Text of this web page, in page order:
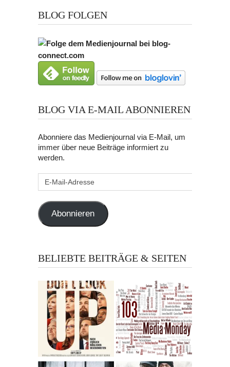
BLOG FOLGEN
BLOG VIA E-MAIL ABONNIEREN
Abonniere das Medienjournal via E-Mail, um
immer über neue Beiträge informiert zu
werden.
Abonnieren
BELIEBTE BEITRÄGE & SEITEN